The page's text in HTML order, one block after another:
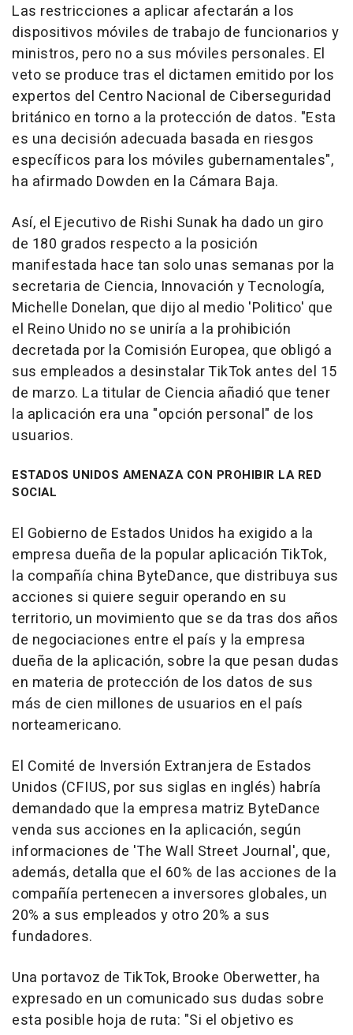
Las restricciones a aplicar afectarán a los
dispositivos móviles de trabajo de funcionarios y
ministros, pero no a sus móviles personales. El
veto se produce tras el dictamen emitido por los
expertos del Centro Nacional de Ciberseguridad
británico en torno a la protección de datos. "Esta
es una decisión adecuada basada en riesgos
específicos para los móviles gubernamentales",
ha afirmado Dowden en la Cámara Baja.
Así, el Ejecutivo de Rishi Sunak ha dado un giro
de 180 grados respecto a la posición
manifestada hace tan solo unas semanas por la
secretaria de Ciencia, Innovación y Tecnología,
Michelle Donelan, que dijo al medio 'Politico' que
el Reino Unido no se uniría a la prohibición
decretada por la Comisión Europea, que obligó a
sus empleados a desinstalar TikTok antes del 15
de marzo. La titular de Ciencia añadió que tener
la aplicación era una "opción personal" de los
usuarios.
ESTADOS UNIDOS AMENAZA CON PROHIBIR LA RED
SOCIAL
El Gobierno de Estados Unidos ha exigido a la
empresa dueña de la popular aplicación TikTok,
la compañía china ByteDance, que distribuya sus
acciones si quiere seguir operando en su
territorio, un movimiento que se da tras dos años
de negociaciones entre el país y la empresa
dueña de la aplicación, sobre la que pesan dudas
en materia de protección de los datos de sus
más de cien millones de usuarios en el país
norteamericano.
El Comité de Inversión Extranjera de Estados
Unidos (CFIUS, por sus siglas en inglés) habría
demandado que la empresa matriz ByteDance
venda sus acciones en la aplicación, según
informaciones de 'The Wall Street Journal', que,
además, detalla que el 60% de las acciones de la
compañía pertenecen a inversores globales, un
20% a sus empleados y otro 20% a sus
fundadores.
Una portavoz de TikTok, Brooke Oberwetter, ha
expresado en un comunicado sus dudas sobre
esta posible hoja de ruta: "Si el objetivo es